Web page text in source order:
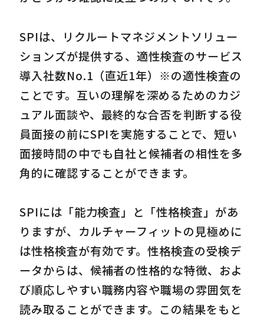
SPIは、リクルートマネジメントソリュー
ションズが提供する、適性検査のサービス
導入社数No.1（直近1年）※の適性検査の
ことです。互いの理解を深めるためのカジ
ュアル面談や、最終的な合否を判断する役
員面接の前にSPIを実施することで、短い
面接時間の中でも自社と候補者の相性を多
角的に確認することができます。
SPIには「能力検査」と「性格検査」があ
りますが、カルチャーフィットの見極めに
は性格検査が有効です。性格検査の受検デ
ータからは、候補者の性格的な特徴、およ
び順応しやすい職務内容や職場の雰囲気を
読み取ることができます。この結果をもと